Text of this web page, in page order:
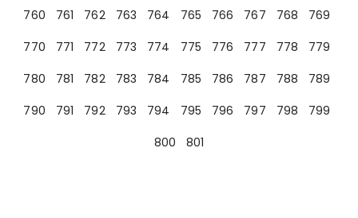
760
761 762 763 764 765 766 767 768
769
770
771 772 773 774 775 776 777 778
779
780
781 782 783 784 785 786 787 788
789
790
791 792 793 794 795 796 797 798
799
800
801